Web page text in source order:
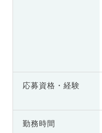
応募資格・ 経験
勤務時間